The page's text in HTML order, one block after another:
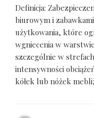
Definicja:
biurowym i
użytkowania, które
wgniecenia w
szczególnie w
intensywności
kółek lub nóżek